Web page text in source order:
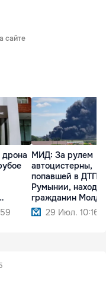
сайте
МИД: За рулем
автоцистерны,
попавшей в ДТП в
Румынии,
гражданин
29 Июл. 10:16